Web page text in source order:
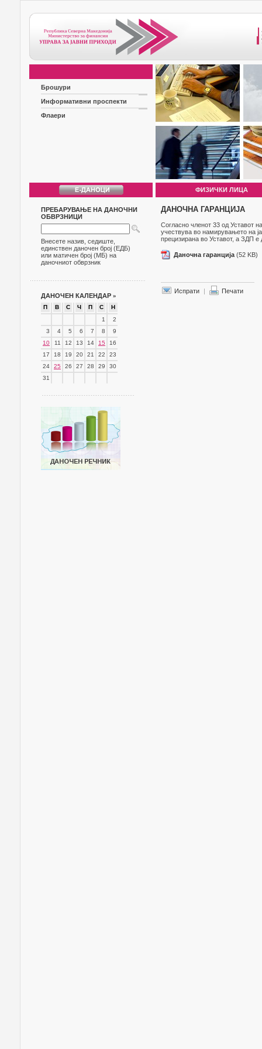
Брошури
Информативни проспекти
Флаери
ФИЗИЧКИ ЛИЦА
ПРЕБАРУВАЊЕ НА ДАНОЧНИ
ОБВРЗНИЦИ
Внесете назив, седиште,
единствен даночен број (ЕДБ)
или матичен број (МБ) на
даночниот обврзник
ДАНОЧЕН КАЛЕНДАР »
П В С Ч П С
Н
1
2
3
4 5 6 7 8
9
10
11 12 13 14 15
16
17
18 19 20 21 22
23
24
25 26 27 28 29
30
31
ДАНОЧНА ГАРАНЦИЈА
Согласно членот 33 од Уставот
учествува во намирувањето на
прецизирана во Уставот, а ЗДП е
Даночна гаранција (52 KB)
Испрати | Печати